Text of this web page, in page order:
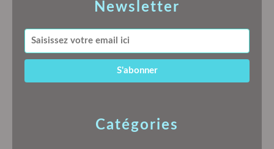
Newsletter
Catégories